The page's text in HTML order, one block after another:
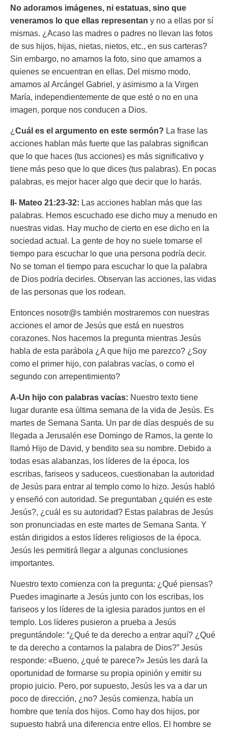
No adoramos imágenes, ni estatuas, sino que
veneramos lo que ellas representan y no a ellas por sí
mismas. ¿Acaso las madres o padres no llevan las fotos
de sus hijos, hijas, nietas, nietos, etc., en sus carteras?
Sin embargo, no amamos la foto, sino que amamos a
quienes se encuentran en ellas. Del mismo modo,
amamos al Arcángel Gabriel, y asimismo a la Virgen
María, independientemente de que esté o no en una
imagen, porque nos conducen a Dios.
¿ Cuál es el argumento en este sermón? La frase las
acciones hablan más fuerte que las palabras significan
que lo que haces (tus acciones) es más significativo y
tiene más peso que lo que dices (tus palabras). En pocas
palabras, es mejor hacer algo que decir que lo harás.
II- Mateo 21:23-32: Las acciones hablan más que las
palabras. Hemos escuchado ese dicho muy a menudo en
nuestras vidas. Hay mucho de cierto en ese dicho en la
sociedad actual. La gente de hoy no suele tomarse el
tiempo para escuchar lo que una persona podría decir.
No se toman el tiempo para escuchar lo que la palabra
de Dios podría decirles. Observan las acciones, las vidas
de las personas que los rodean.
Entonces nosotr@s también mostraremos con nuestras
acciones el amor de Jesús que está en nuestros
corazones. Nos hacemos la pregunta mientras Jesús
habla de esta parábola ¿A que hijo me parezco? ¿Soy
como el primer hijo, con palabras vacías, o como el
segundo con arrepentimiento?
A-Un hijo con palabras vacías: Nuestro texto tiene
lugar durante esa última semana de la vida de Jesús. Es
martes de Semana Santa. Un par de días después de su
llegada a Jerusalén ese Domingo de Ramos, la gente lo
llamó Hijo de David, y bendito sea su nombre. Debido a
todas esas alabanzas, los líderes de la época, los
escribas, fariseos y saduceos, cuestionaban la autoridad
de Jesús para entrar al templo como lo hizo. Jesús habló
y enseñó con autoridad. Se preguntaban ¿quién es este
Jesús?, ¿cuál es su autoridad? Estas palabras de Jesús
son pronunciadas en este martes de Semana Santa. Y
están dirigidos a estos líderes religiosos de la época.
Jesús les permitirá llegar a algunas conclusiones
importantes.
Nuestro texto comienza con la pregunta: ¿Qué piensas?
Puedes imaginarte a Jesús junto con los escribas, los
fariseos y los líderes de la iglesia parados juntos en el
templo. Los líderes pusieron a prueba a Jesús
preguntándole: “¿Qué te da derecho a entrar aquí? ¿Qué
te da derecho a contarnos la palabra de Dios?” Jesús
responde: «Bueno, ¿qué te parece?» Jesús les dará la
oportunidad de formarse su propia opinión y emitir su
propio juicio. Pero, por supuesto, Jesús les va a dar un
poco de dirección, ¿no? Jesús comienza, había un
hombre que tenía dos hijos. Como hay dos hijos, por
supuesto habrá una diferencia entre ellos. El hombre se